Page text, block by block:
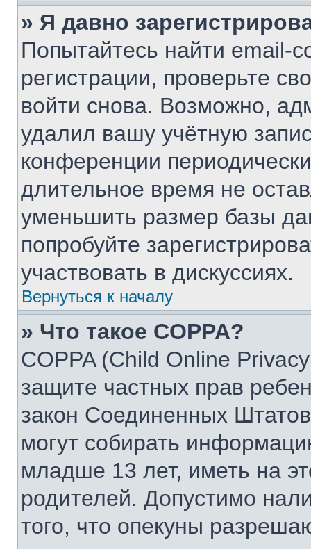
» Я давно
Попытайтесь найти email-
регистрации, проверьте
войти снова. Возможно,
удалил вашу учётную
конференции
длительное время не
уменьшить размер базы
попробуйте
участвовать в дискуссиях.
Вернуться к началу
» Что такое COPPA?
COPPA (Child Online
защите частных прав
закон Соединенных
могут собирать
младше 13 лет, иметь на
родителей. Допустимо
того, что опекуны